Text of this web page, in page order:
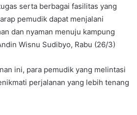
serta berbagai fasilitas yang
pemudik dapat menjalani
dan nyaman menuju kampung
Wisnu Sudibyo, Rabu (26/3)
ini, para pemudik yang melintasi
perjalanan yang lebih tenang